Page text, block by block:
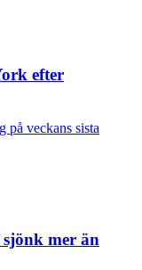
efter
på veckans sista
sjönk mer än